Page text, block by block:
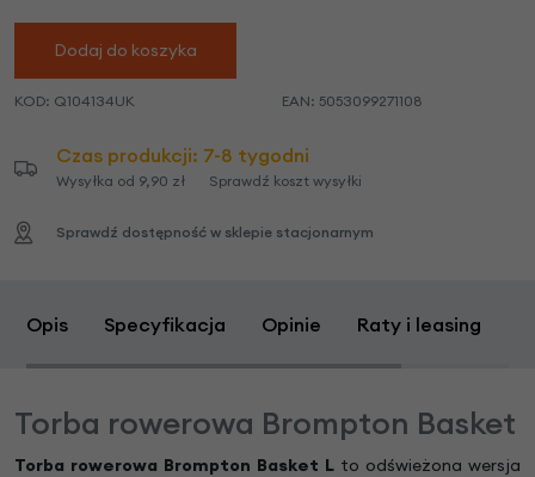
Dodaj do koszyka
KOD: Q104134UK EAN: 5053099271108
Czas produkcji: 7-8 tygodni
Wysyłka od 9,90 zł Sprawdź koszt wysyłki
Sprawdź dostępność w sklepie stacjonarnym
Opis Specyfikacja Opinie Raty i leasing
Torba rowerowa Brompton Basket
Torba rowerowa Brompton Basket L to odświeżona wersja